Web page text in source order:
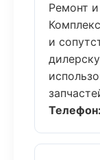
Ремонт
и
Телефон: